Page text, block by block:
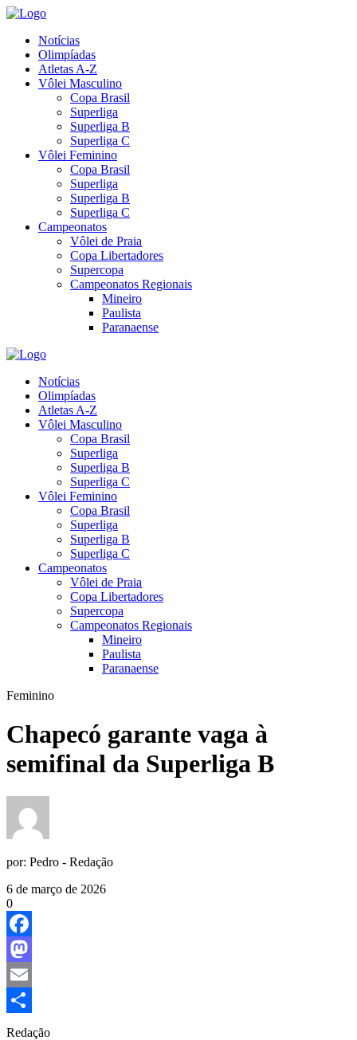
Notícias
Olimpíadas
Atletas A-Z
Vôlei Masculino
Copa Brasil
Superliga
Superliga B
Superliga C
Vôlei Feminino
Copa Brasil
Superliga
Superliga B
Superliga C
Campeonatos
Vôlei de Praia
Copa Libertadores
Supercopa
Campeonatos Regionais
Mineiro
Paulista
Paranaense
Notícias
Olimpíadas
Atletas A-Z
Vôlei Masculino
Copa Brasil
Superliga
Superliga B
Superliga C
Vôlei Feminino
Copa Brasil
Superliga
Superliga B
Superliga C
Campeonatos
Vôlei de Praia
Copa Libertadores
Supercopa
Campeonatos Regionais
Mineiro
Paulista
Paranaense
Feminino
Chapecó garante vaga à
semifinal da Superliga B
por: Pedro - Redação
6 de março de 2026
0
Facebook
Mastodon
Email
Share
Redação